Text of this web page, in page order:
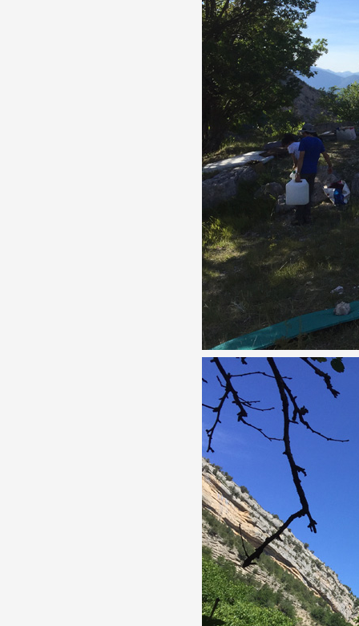
Partenaires
Crédits
Actions
Documentation
Visites d'ateliers
Production vidéo
Formation
Événements
1% œuvres
Réseau